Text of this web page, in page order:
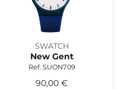
SWATCH
New Gent
Ref. SUON709
90,00 €